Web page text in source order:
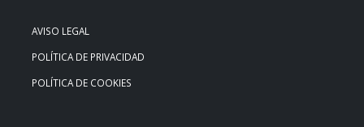
AVISO LEGAL
POLÍTICA DE PRIVACIDAD
POLÍTICA DE COOKIES